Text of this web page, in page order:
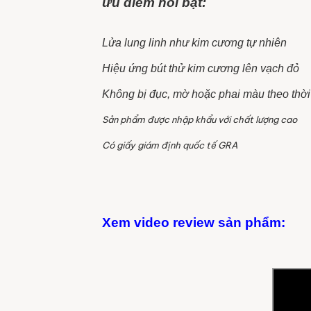
Lửa lung linh như kim cương tự nhiên
Hiệu ứng bút thử kim cương lên vạch đỏ
Không bị đục, mờ hoặc phai màu theo
Sản phẩm được nhập khẩu với chất lượng cao
Có giấy giám định quốc tế GRA
Xem video review sản phẩm: